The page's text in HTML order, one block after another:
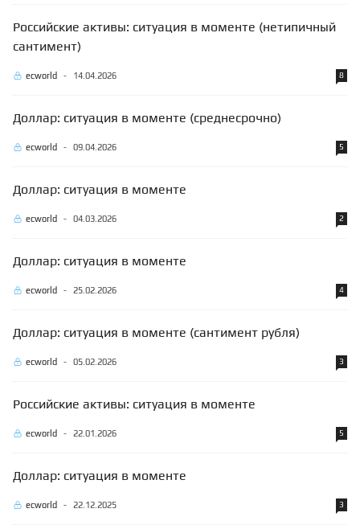
Российские активы: ситуация в моменте (нетипичный
сантимент)
ecworld - 14.04.2026 8
Доллар: ситуация в моменте (среднесрочно)
ecworld - 09.04.2026 5
Доллар: ситуация в моменте
ecworld - 04.03.2026 2
Доллар: ситуация в моменте
ecworld - 25.02.2026 4
Доллар: ситуация в моменте (сантимент рубля)
ecworld - 05.02.2026 3
Российские активы: ситуация в моменте
ecworld - 22.01.2026 5
Доллар: ситуация в моменте
ecworld - 22.12.2025 3